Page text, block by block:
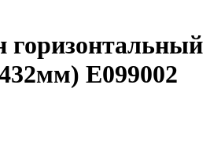
E099002